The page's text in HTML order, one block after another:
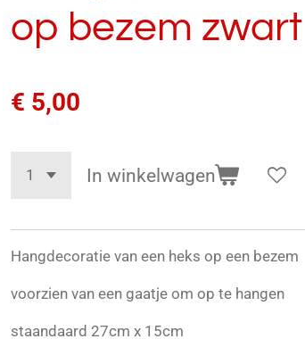
op bezem zwart
€ 5,00
In winkelwagen
Hangdecoratie van een heks op een bezem
voorzien van een gaatje om op te hangen
staandaard 27cm x 15cm